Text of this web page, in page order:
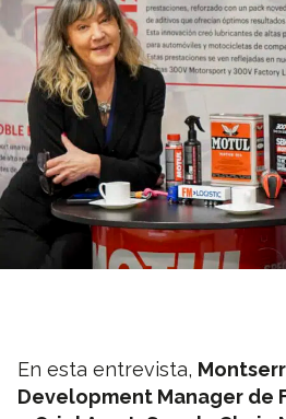
En esta entrevista,
Development Manager de